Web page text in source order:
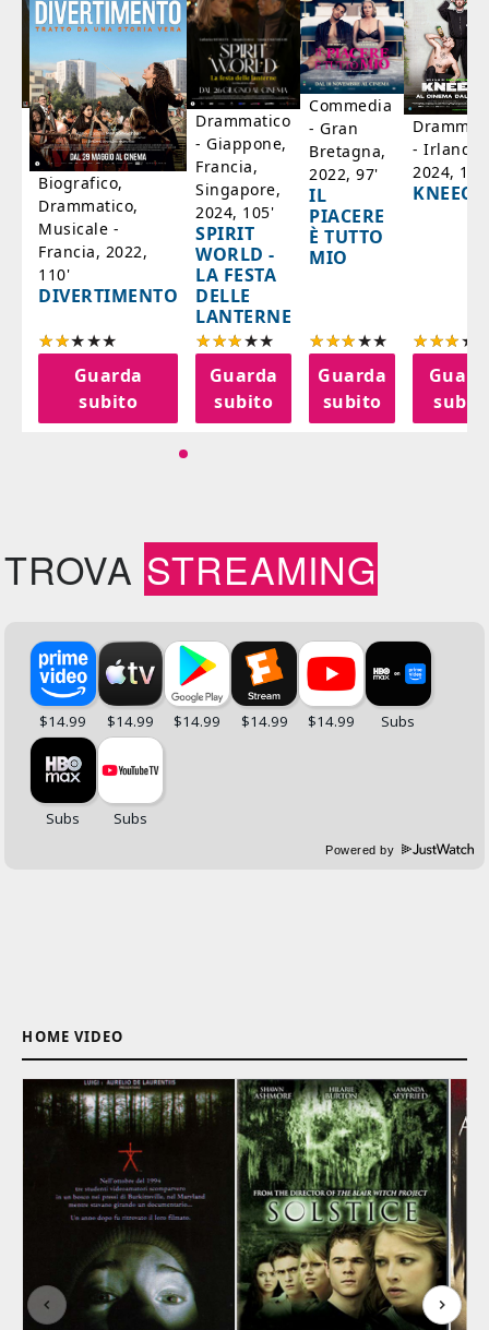
Biografico,
Drammatico,
Musicale -
Francia, 2022,
110'
DIVERTIMENTO
Guarda
subito
Drammatico
- Giappone,
Francia,
Singapore,
2024, 105'
SPIRIT
WORLD -
LA FESTA
DELLE
LANTERNE
Guarda
subito
Commedia
- Gran
Bretagna,
2022, 97'
IL
PIACERE
È TUTTO
MIO
Guarda
subito
- Irlanda,
2024,
TROVA STREAMING
Powered by
HOME VIDEO